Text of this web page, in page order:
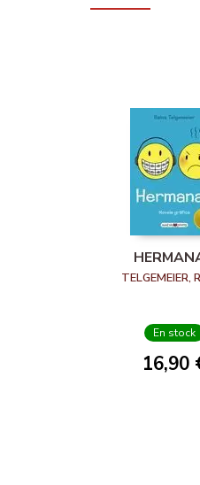
TELGEMEIER,
En stock
16,90